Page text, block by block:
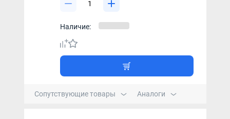
Наличие:
Сопутствующие товары Аналоги